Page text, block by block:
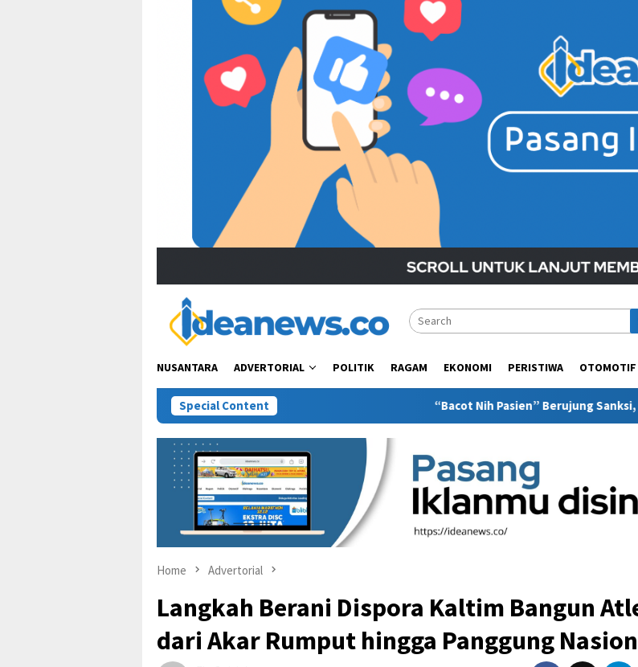
NUSANTARA ADVERTORIAL POLITIK RAGAM EKONOMI PERISTIWA OTOMOTIF
Special Content “Bacot Nih Pasien” Berujung Sanksi, Jejak Etika Tenaga
Home Advertorial
Langkah Berani Dispora Kaltim Bangun
dari Akar Rumput hingga Panggung